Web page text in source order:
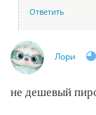
Ответить
Лори
не дешевый